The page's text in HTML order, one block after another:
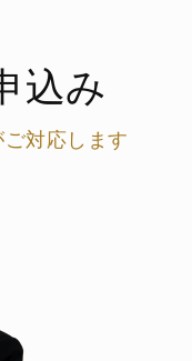
込み
対応します